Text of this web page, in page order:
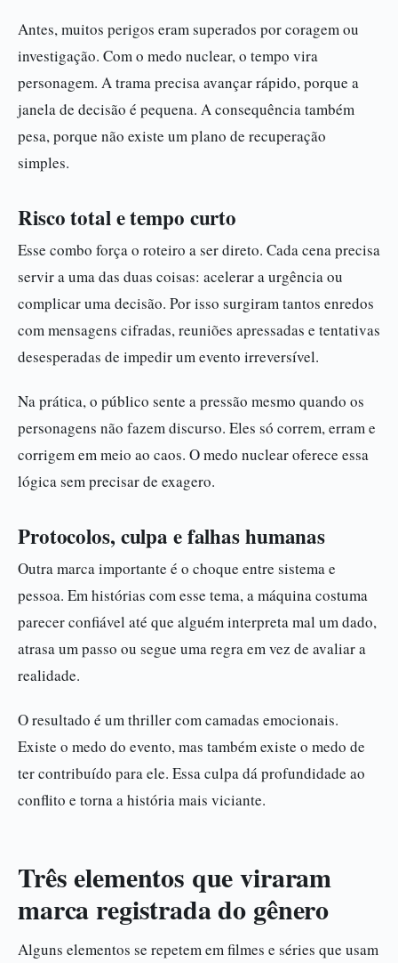
Antes, muitos perigos eram superados por coragem ou
investigação. Com o medo nuclear, o tempo vira
personagem. A trama precisa avançar rápido, porque a
janela de decisão é pequena. A consequência também
pesa, porque não existe um plano de recuperação
simples.
Risco total e tempo curto
Esse combo força o roteiro a ser direto. Cada cena precisa
servir a uma das duas coisas: acelerar a urgência ou
complicar uma decisão. Por isso surgiram tantos enredos
com mensagens cifradas, reuniões apressadas e tentativas
desesperadas de impedir um evento irreversível.
Na prática, o público sente a pressão mesmo quando os
personagens não fazem discurso. Eles só correm, erram e
corrigem em meio ao caos. O medo nuclear oferece essa
lógica sem precisar de exagero.
Protocolos, culpa e falhas humanas
Outra marca importante é o choque entre sistema e
pessoa. Em histórias com esse tema, a máquina costuma
parecer confiável até que alguém interpreta mal um dado,
atrasa um passo ou segue uma regra em vez de avaliar a
realidade.
O resultado é um thriller com camadas emocionais.
Existe o medo do evento, mas também existe o medo de
ter contribuído para ele. Essa culpa dá profundidade ao
conflito e torna a história mais viciante.
Três elementos que viraram
marca registrada do gênero
Alguns elementos se repetem em filmes e séries que usam